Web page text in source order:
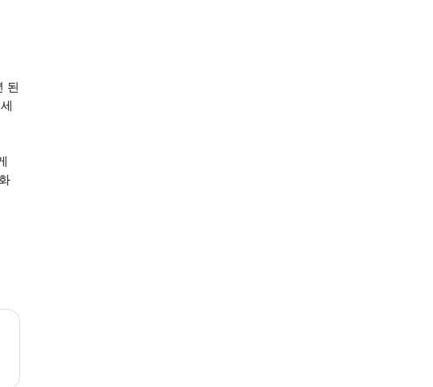
된
켓은 24시간 전에 발송됩니다. 선택한 시간에 티켓을 구매할 수 없는 경우, 다른 시간